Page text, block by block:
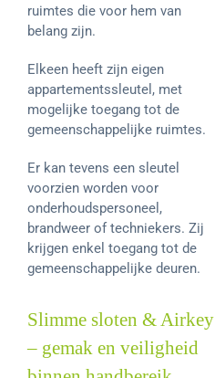
ruimtes die voor hem van
belang zijn.
Elkeen heeft zijn eigen
appartementssleutel, met
mogelijke toegang tot de
gemeenschappelijke ruimtes.
Er kan tevens een sleutel
voorzien worden voor
onderhoudspersoneel,
brandweer of techniekers. Zij
krijgen enkel toegang tot de
gemeenschappelijke deuren.
Slimme sloten & Airkey
– gemak en veiligheid